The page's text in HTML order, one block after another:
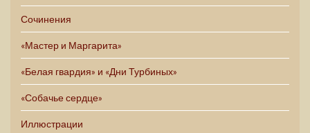
Сочинения
«Мастер и Маргарита»
«Белая гвардия» и «Дни Турбиных»
«Собачье сердце»
Иллюстрации